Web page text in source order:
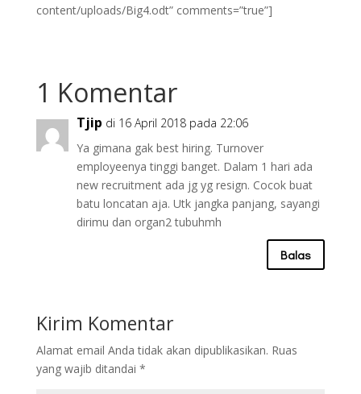
content/uploads/Big4.odt” comments=”true”]
1 Komentar
Tjip di 16 April 2018 pada 22:06
Ya gimana gak best hiring. Turnover
employeenya tinggi banget. Dalam 1 hari ada
new recruitment ada jg yg resign. Cocok buat
batu loncatan aja. Utk jangka panjang, sayangi
dirimu dan organ2 tubuhmh
Balas
Kirim Komentar
Alamat email Anda tidak akan dipublikasikan. Ruas
yang wajib ditandai *